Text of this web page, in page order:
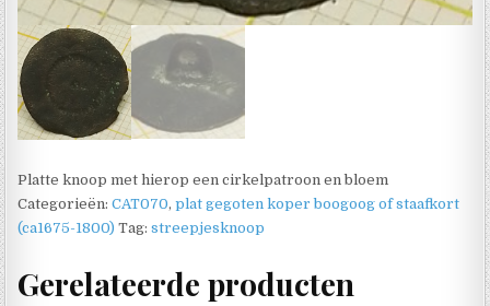
Platte knoop met hierop een cirkelpatroon en bloem
Categorieën:CAT070,plat gegoten koper boogoog of staafkort
(ca1675-1800) Tag:streepjesknoop
Gerelateerde producten